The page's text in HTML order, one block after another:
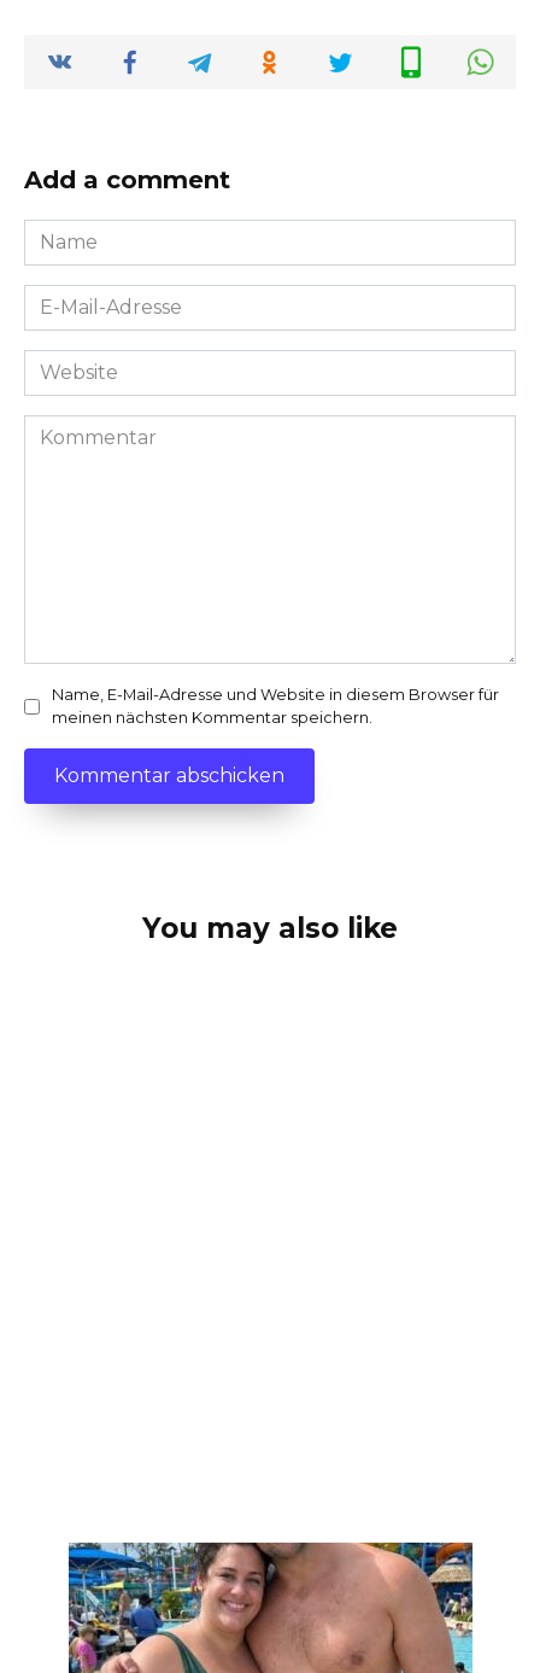
Add a comment
Name
*
E-
Mail-
Adresse
Website
Kommentar
Name, E-Mail-Adresse und Website in diesem Browser für
meinen nächsten Kommentar speichern.
You may also like